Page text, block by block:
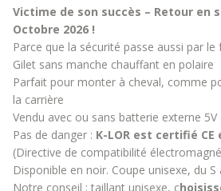
Victime de son succès – Retour en
Octobre 2026 !
Parce que la sécurité passe aussi par le
Gilet sans manche chauffant en polaire
Parfait pour monter à cheval, comme
la carrière
Vendu avec ou sans batterie externe
Pas de danger : K-LOR est certifié CE
(Directive de compatibilité
Disponible en noir. Coupe unisexe, du S
Notre conseil : taillant unisexe, c